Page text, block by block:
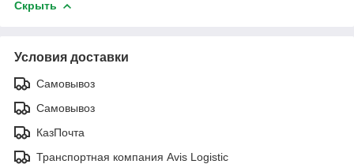
Скрыть
Условия доставки
Самовывоз
Самовывоз
КазПочта
Транспортная компания Avis Logistic